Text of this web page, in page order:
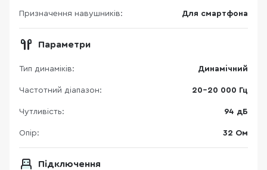
Призначення навушників: Для смартфона
Параметри
Тип динаміків: Динамічний
Частотний діапазон: 20-20 000 Гц
Чутливість: 94 дБ
Опір: 32 Ом
Підключення